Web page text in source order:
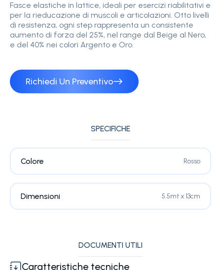
Fasce elastiche in lattice, ideali per esercizi riabilitativi e
per la rieducazione di muscoli e articolazioni. Otto livelli
di resistenza, ogni step rappresenta un consistente
aumento di forza del 25%, nel range dal Beige al Nero,
e del 40% nei colori Argento e Oro.
Richiedi Un Preventivo
SPECIFICHE
Colore Rosso
Dimensioni 5.5mt x 13cm
DOCUMENTI UTILI
Caratteristiche tecniche